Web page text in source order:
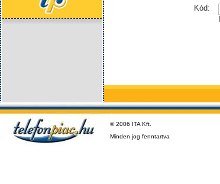
Kód:
© 2006 ITA Kft.
Minden jog fenntartva